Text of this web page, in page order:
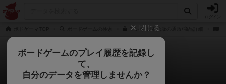
フンギ 日本語版の通販/商品詳細
フンギ
1件の動画
閉じる
ボードゲームのプレイ履歴を記録し
て、
自分のデータを管理しませんか？